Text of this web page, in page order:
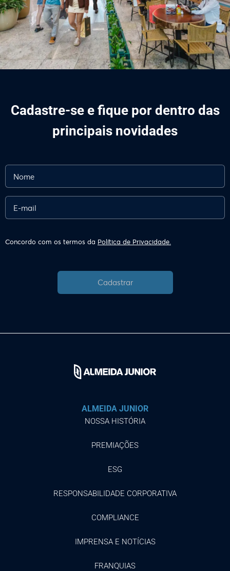
Cadastre-se e fique por dentro das
principais novidades
Concordo com os termos da Política de Privacidade.
Cadastrar
ALMEIDA JUNIOR
NOSSA HISTÓRIA
PREMIAÇÕES
ESG
RESPONSABILIDADE CORPORATIVA
COMPLIANCE
IMPRENSA E NOTÍCIAS
FRANQUIAS